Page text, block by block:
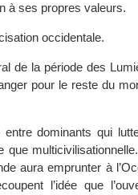
à ses propres valeurs.
occidentale.
de la période des
pour le reste du
entre dominants qui
que
aura emprunter à
l’idée que